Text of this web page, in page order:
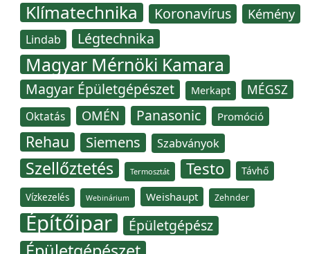
Klímatechnika Koronavírus Kémény
Lindab Légtechnika
Magyar Mérnöki Kamara
Magyar Épületgépészet Merkapt MÉGSZ
Oktatás OMÉN Panasonic Promóció
Rehau Siemens Szabványok
Szellőztetés Termosztát Testo Távhő
Vízkezelés Webinárium Weishaupt Zehnder
Építőipar Épületgépész